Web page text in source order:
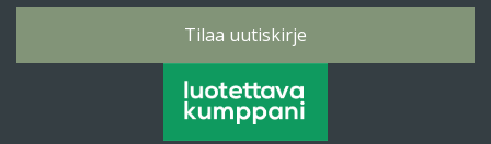
Tilaa uutiskirje